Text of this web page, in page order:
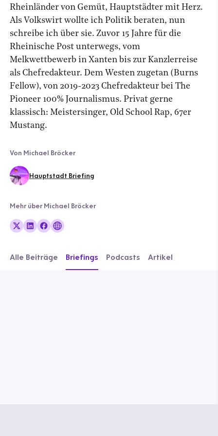
Rheinländer von Gemüt, Hauptstädter mit Herz.
Als Volkswirt wollte ich Politik beraten, nun
schreibe ich über sie. Zuvor 15 Jahre für die
Rheinische Post unterwegs, vom
Melkwettbewerb in Xanten bis zur Kanzlerreise
als Chefredakteur. Dem Westen zugetan (Burns
Fellow), von 2019-2023 Chefredakteur bei The
Pioneer 100% Journalismus. Privat gerne
klassisch: Meistersinger, Old School Rap, 67er
Mustang.
Von Michael Bröcker
Hauptstadt Briefing
Mehr über Michael Bröcker
Alle Beiträge Briefings Podcasts Artikel